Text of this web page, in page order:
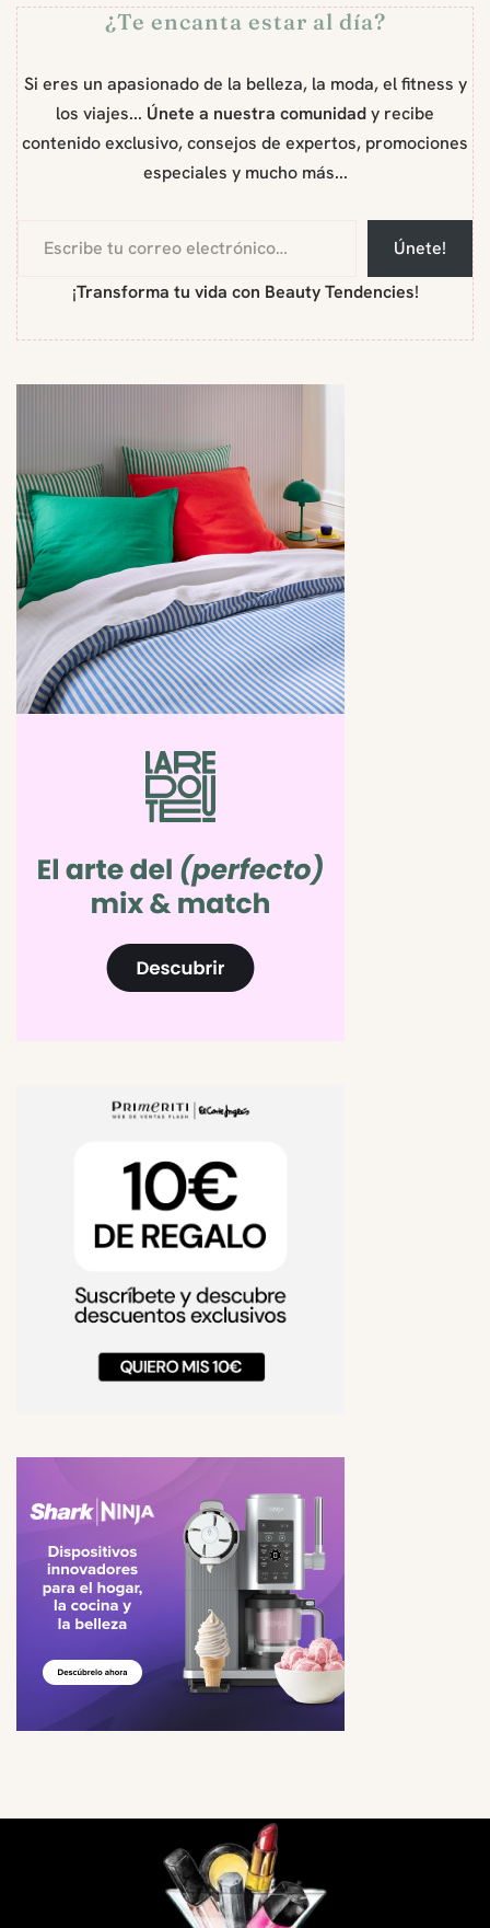
¿Te encanta estar al día?
Si eres un apasionado de la belleza, la moda, el fitness y
los viajes... Únete a nuestra comunidady recibe
contenido exclusivo, consejos de expertos, promociones
especiales y mucho más...
Únete!
¡Transforma tu vida con Beauty Tendencies!